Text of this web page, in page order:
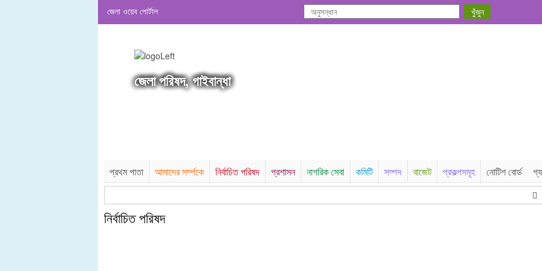
জেলা ওয়েব পোর্টাল
জেলা পরিষদ, গাইবান্ধা
প্রথম পাতা আমাদের সর্ম্পকে নির্বাচিত পরিষদ প্রশাসন নাগরিক সেবা কমিটি সম্পদ বাজেট প্রকল্পসমূহ নোটিশ বোর্ড
নির্বাচিত পরিষদ